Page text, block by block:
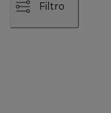
Filtro